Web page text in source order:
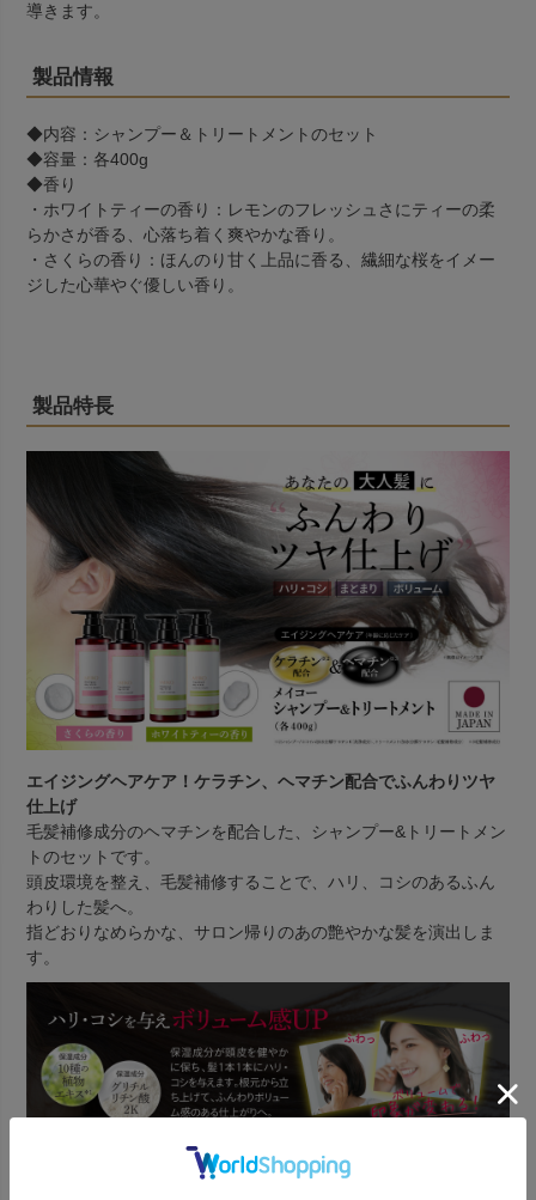
導きます。
製品情報
◆内容：シャンプー＆トリートメントのセット
◆容量：各400g
◆香り
・ホワイトティーの香り：レモンのフレッシュさにティーの柔
らかさが香る、心落ち着く爽やかな香り。
・さくらの香り：ほんのり甘く上品に香る、繊細な桜をイメー
ジした心華やぐ優しい香り。
製品特長
エイジングヘアケア！ケラチン、ヘマチン配合でふんわりツヤ
仕上げ
毛髪補修成分のヘマチンを配合した、シャンプー&トリートメン
トのセットです。
頭皮環境を整え、毛髪補修することで、ハリ、コシのあるふん
わりした髪へ。
指どおりなめらかな、サロン帰りのあの艶やかな髪を演出しま
す。